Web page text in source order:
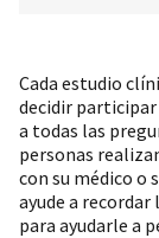
Cada estudio
decidir participar
a todas las
personas
con su médico o
ayude a
para ayudarle a